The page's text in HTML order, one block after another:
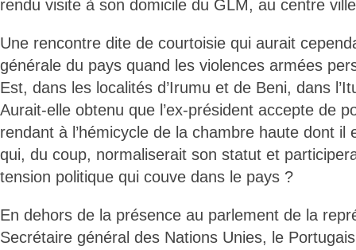
rendu visite à son domicile du GLM, au centre
Une rencontre dite de courtoisie qui aurait
générale du pays quand les violences armées
Est, dans les localités d’Irumu et de Beni, dans
Aurait-elle obtenu que l’ex-président accepte de
rendant à l’hémicycle de la chambre haute dont il
qui, du coup, normaliserait son statut et
tension politique qui couve dans le pays ?
En dehors de la présence au parlement de la
Secrétaire général des Nations Unies, le